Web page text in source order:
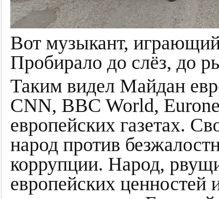
Вот музыкант,
Пробирало до слёз, до
Таким видел Майдан
CNN, BBC World,
европейских газетах.
народ против
коррупции. Народ,
европейских